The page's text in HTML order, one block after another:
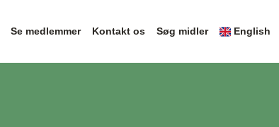
Se medlemmer Kontakt os Søg midler English